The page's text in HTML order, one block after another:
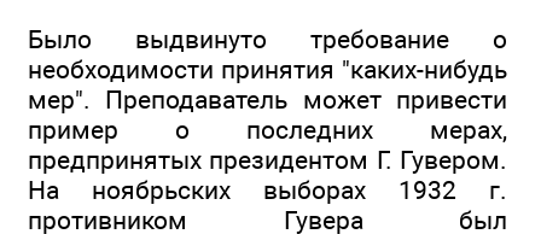
Было выдвинуто требование о
необходимости принятия "каких-нибудь
мер". Преподаватель может привести
пример о последних мерах,
предпринятых президентом Г. Гувером.
На ноябрьских выборах 1932 г.
противником Гувера был